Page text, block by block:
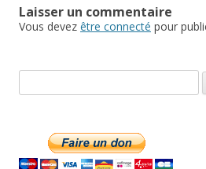
Laisser un commentaire
Vous devez être connecté pour
e
e